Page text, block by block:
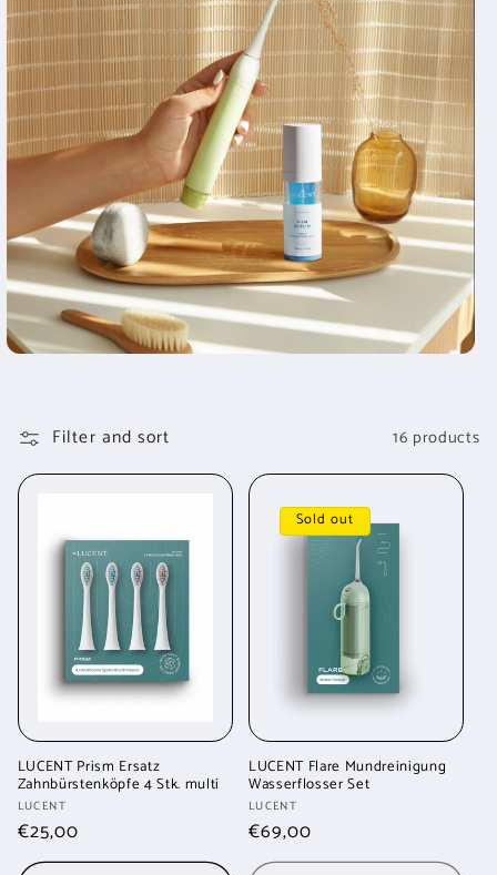
Filter and sort 16 products
LUCENT Prism Ersatz
Zahnbürstenköpfe 4 Stk. multi
Vendor:
LUCENT
Regular
price
€25,00
Sold out
LUCENT Flare Mundreinigung
Wasserflosser Set
Vendor:
LUCENT
Regular
price
€69,00